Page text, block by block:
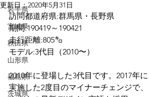
岩手県
宮城県
秋田県
山形県
福島県
茨城県
更新日：2020年5月31日
訪問都道府県:群馬県・長野県
期間:190419～190421
走行距離:805㌔
モデル:3代目（2010〜）
2010年に登場した3代目です。2017年に
実施した2度目のマイナーチェンジで、